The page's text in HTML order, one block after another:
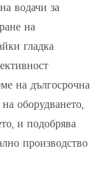
водачи за
на
гладка
на дългосрочна
оборудването,
и подобрява
производство